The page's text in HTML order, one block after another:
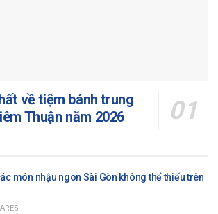
về tiệm bánh trung
Thuận năm 2026
món nhậu ngon Sài Gòn không thể thiếu trên